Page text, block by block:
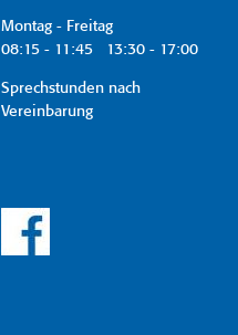
Montag - Freitag
08:15 - 11:45 13:30 - 17:00
Sprechstunden nach
Vereinbarung